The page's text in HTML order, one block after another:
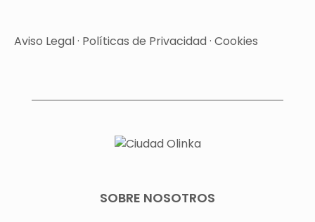
Aviso Legal· Políticas de Privacidad· Cookies
SOBRE NOSOTROS